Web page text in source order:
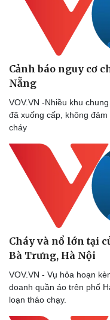
Cảnh báo nguy cơ
Nẵng
VOV.VN -Nhiều khu
đã xuống cấp, không
cháy
Cháy và nổ lớn tại
Bà Trưng, Hà Nội
VOV.VN - Vụ hỏa hoạn
doanh quần áo trên phố
loạn tháo chạy.